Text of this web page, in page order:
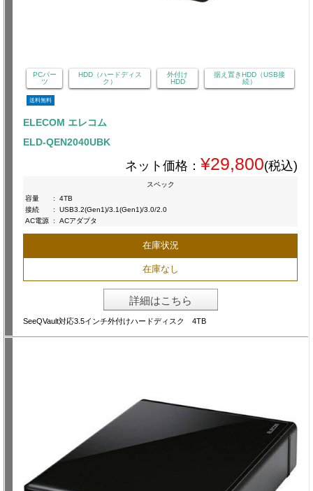
PCパー
ツ
HDD（ハードディス
ク）
外付け
HDD
据え置きHDD（USB接
続）
送料無料
ELECOM エレコム
ELD-QEN2040UBK
ネット価格： ¥29,800(税込)
スペック
容量
:
4TB
接続
:
USB3.2(Gen1)/3.1(Gen1)/3.0/2.0
AC電源 : ACアダプタ
在庫状況
在庫なし
詳細はこちら
SeeQVault対応3.5インチ外付けハードディスク 4TB